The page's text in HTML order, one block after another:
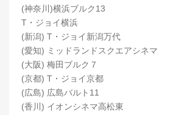
(神奈川)横浜ブルク13
T・ジョイ横浜
(新潟) T・ジョイ新潟万代
(愛知) ミッドランドスクエアシネマ
(大阪) 梅田ブルク７
(京都) T・ジョイ京都
(広島) 広島バルト11
(香川) イオンシネマ高松東